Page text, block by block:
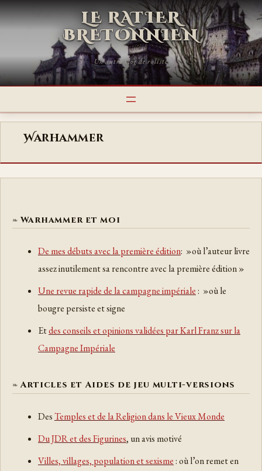
LE RATIER
BRETONNIEN
Un autre blog de roliste
Warhammer
Warhammer et moi
De mes débuts avec la première édition: »où l’auteur livre
assez inutilement sa rencontre avec la première édition »
Une revue rapide de la campagne impériale: »où le
bougre persiste et signe
Etdes conseils et opinions validées par Karl Franz sur la
Campagne Impériale
Articles et Aides de jeu multi-versions
DesTemples et de la Religion dans le Vieux Monde
Du JDR et des Figurines, un avis motivé
Villes, villages, population et sexisme: où l’on remet en